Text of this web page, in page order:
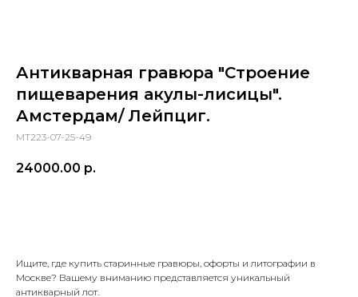
Антикварная гравюра "Строение
пищеварения акулы-лисицы".
Амстердам/ Лейпциг.
МТ223-07-25-49
24000.00 р.
Ищите, где купить старинные гравюры, офорты и литографии в
Москве? Вашему вниманию представляется уникальный
антикварный лот.